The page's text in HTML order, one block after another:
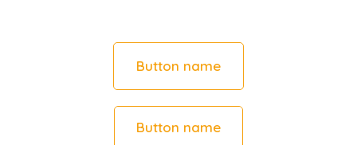
Button name
Button name